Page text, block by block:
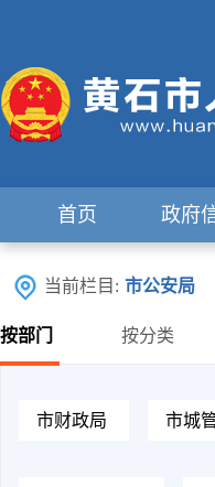
首页 政府
当前栏目: 市公安局
按部门 按分类
市财政局 市城